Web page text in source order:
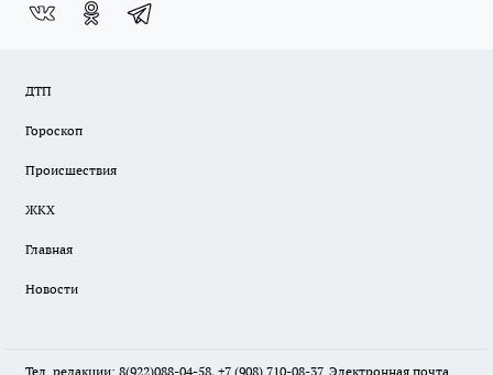
ДТП
Гороскоп
Происшествия
ЖКХ
Главная
Новости
Тел. редакции: 8(922)088-04-58, +7 (908) 710-08-37. Электронная почта